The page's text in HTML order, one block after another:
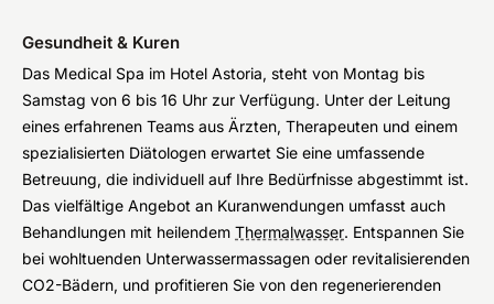
Gesundheit & Kuren
Das Medical Spa im Hotel Astoria, steht von Montag bis
Samstag von 6 bis 16 Uhr zur Verfügung. Unter der Leitung
eines erfahrenen Teams aus Ärzten, Therapeuten und einem
spezialisierten Diätologen erwartet Sie eine umfassende
Betreuung, die individuell auf Ihre Bedürfnisse abgestimmt ist.
Das vielfältige Angebot an Kuranwendungen umfasst auch
Behandlungen mit heilendem Thermalwasser. Entspannen Sie
bei wohltuenden Unterwassermassagen oder revitalisierenden
CO2-Bädern, und profitieren Sie von den regenerierenden